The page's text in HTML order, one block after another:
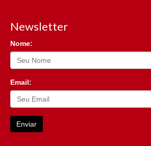
Newsletter
Nome:
Email:
Enviar